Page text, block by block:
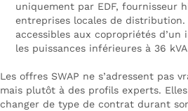
uniquement par EDF, fournisseur
entreprises locales de distribution.
accessibles aux copropriétés
les puissances inférieures à 36
Les offres SWAP ne s’adressent pas
mais plutôt à des profils experts.
changer de type de contrat durant